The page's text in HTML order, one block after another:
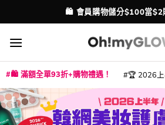
to
content
🛍️ 會員購物儲分$100當
🛍️ 滿額全單93折+購物禮遇！ 🏆 2026